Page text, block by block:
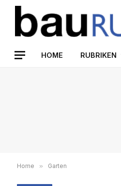
HOME RUBRIKEN
Home » Garten